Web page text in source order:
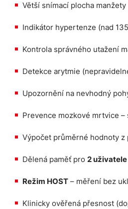
Větší snímací plocha
Indikátor hypertenze (nad
Kontrola správného utažení
Detekce arytmie
Upozornění na nevhodný
Prevence mozkové mrtvice
Výpočet průměrné hodnoty
Dělená paměť pro 2
Režim HOST – měření bez
Klinicky ověřená přesnost